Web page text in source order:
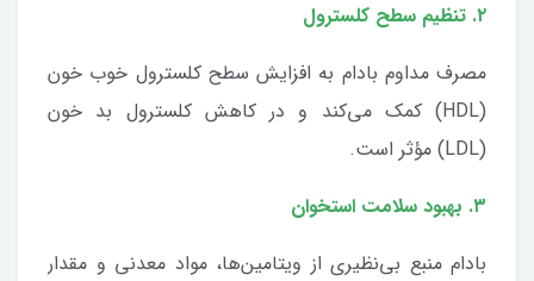
۲. تنظیم سطح کلسترول
مصرف مداوم بادام به افزایش سطح کلسترول خوب خون
(HDL) کمک می‌کند و در کاهش کلسترول بد خون
(LDL) مؤثر است.
۳. بهبود سلامت استخوان
بادام منبع بی‌نظیری از ویتامین‌ها، مواد معدنی و مقدار